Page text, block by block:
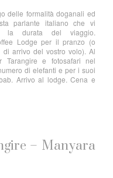
delle formalità doganali ed
parlante italiano che vi
la durata del viaggio.
Lodge per il pranzo (o
di arrivo del vostro volo). Al
Tarangire e fotosafari nel
di elefanti e per i suoi
Arrivo al lodge. Cena e
– Manyara